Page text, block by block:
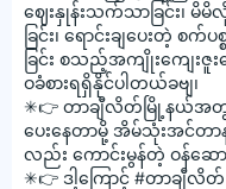
ဈေးနှုန်းသက်သာခြင်း၊
ခြင်း၊ ရောင်းချပေးတဲ့
ခြင်း စသည့်အကျိုးကျေး
ဝခံစားရရှိနိုင်ပါတယ်ခဗျ၊
✳👉 တာချီလိတ်မြို့နယ်အ
ပေးနေတာမို့ အိမ်သုံးအ
လည်း ကောင်းမွန်တဲ့ ဝန်ဆေ
✳👉 ဒါ့ကြောင့် #တာချီလိတ်